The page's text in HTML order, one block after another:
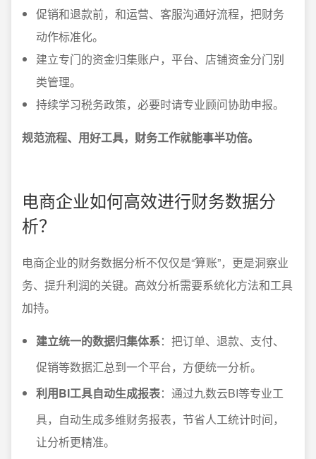
促销和退款前，和运营、客服沟通好流程，把财务
动作标准化。
建立专门的资金归集账户，平台、店铺资金分门别
类管理。
持续学习税务政策，必要时请专业顾问协助申报。
规范流程、用好工具，财务工作就能事半功倍。
电商企业如何高效进行财务数据分
析？
电商企业的财务数据分析不仅仅是“算账”，更是洞察业
务、提升利润的关键。高效分析需要系统化方法和工具
加持。
建立统一的数据归集体系：把订单、退款、支付、
促销等数据汇总到一个平台，方便统一分析。
利用BI工具自动生成报表：通过九数云BI等专业工
具，自动生成多维财务报表，节省人工统计时间，
让分析更精准。